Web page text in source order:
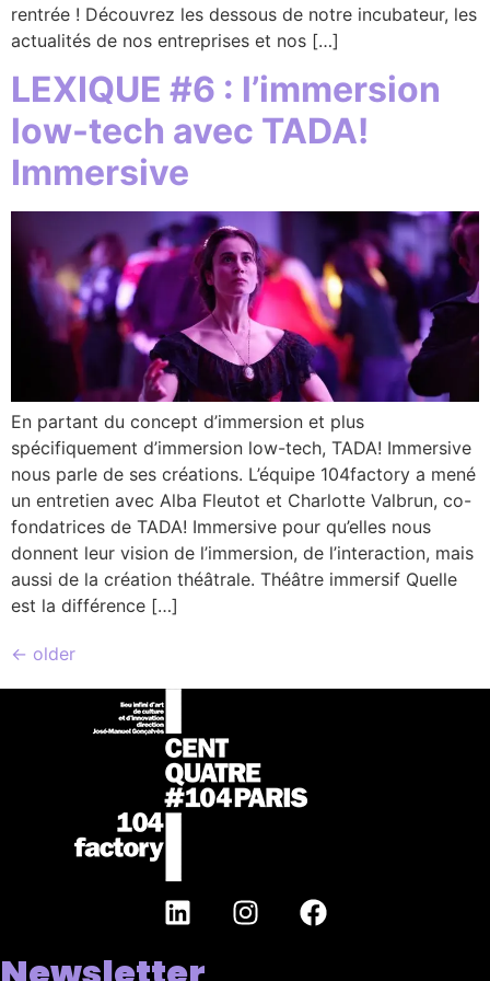
rentrée ! Découvrez les dessous de notre incubateur, les
actualités de nos entreprises et nos […]
LEXIQUE #6 : l’immersion
low-tech avec TADA!
Immersive
En partant du concept d’immersion et plus
spécifiquement d’immersion low-tech, TADA! Immersive
nous parle de ses créations. L’équipe 104factory a mené
un entretien avec Alba Fleutot et Charlotte Valbrun, co-
fondatrices de TADA! Immersive pour qu’elles nous
donnent leur vision de l’immersion, de l’interaction, mais
aussi de la création théâtrale. Théâtre immersif Quelle
est la différence […]
← older